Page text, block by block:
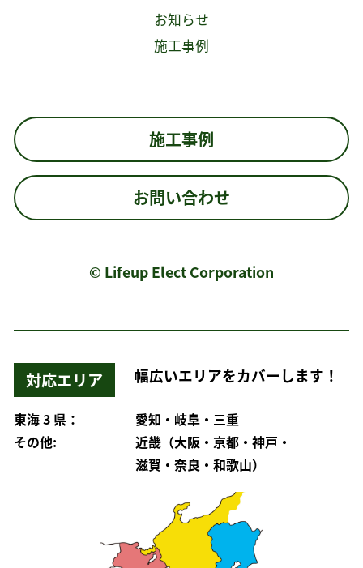
お知らせ
施工事例
施工事例
お問い合わせ
© Lifeup Elect Corporation
対応エリア 幅広いエリアをカバーします！
東海 3 県：
愛知・岐阜・三重
その他:
近畿（大阪・京都・神戸・
滋賀・奈良・和歌山）